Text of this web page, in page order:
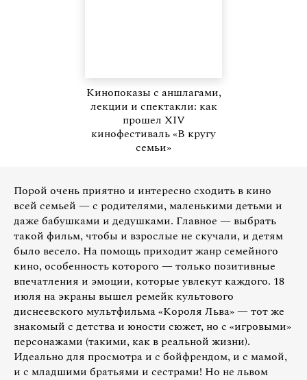
Кинопоказы с аншлагами,
лекции и спектакли: как
прошел XIV
кинофестиваль «В кругу
семьи»
Порой очень приятно и интересно сходить в кино
всей семьей — с родителями, маленькими детьми и
даже бабушками и дедушками. Главное — выбрать
такой фильм, чтобы и взрослые не скучали, и детям
было весело. На помощь приходит жанр семейного
кино, особенность которого — только позитивные
впечатления и эмоции, которые увлекут каждого. 18
июля на экраны вышел ремейк культового
диснеевского мультфильма «Короля Льва» — тот же
знакомый с детства и юности сюжет, но с «игровыми»
персонажами (такими, как в реальной жизни).
Идеально для просмотра и с бойфрендом, и с мамой,
и с младшими братьями и сестрами! Но не львом